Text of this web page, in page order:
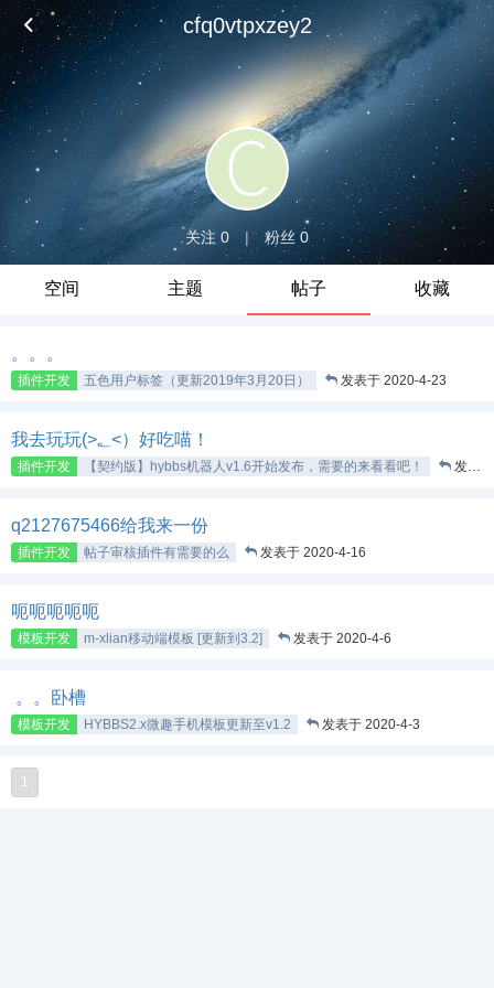
cfq0vtpxzey2
关注 0 | 粉丝 0
空间 主题 帖子 收藏
。。。
插件开发 五色用户标签（更新2019年3月20日） 发表于 2020-4-23
我去玩玩(>؂<）好吃喵！
插件开发 【契约版】hybbs机器人v1.6开始发布，需要的来看看吧！ 发表于 2020-4-16
q2127675466给我来一份
插件开发 帖子审核插件有需要的么 发表于 2020-4-16
呃呃呃呃呃
模板开发 m-xlian移动端模板 [更新到3.2] 发表于 2020-4-6
。。卧槽
模板开发 HYBBS2.x微趣手机模板更新至v1.2 发表于 2020-4-3
1